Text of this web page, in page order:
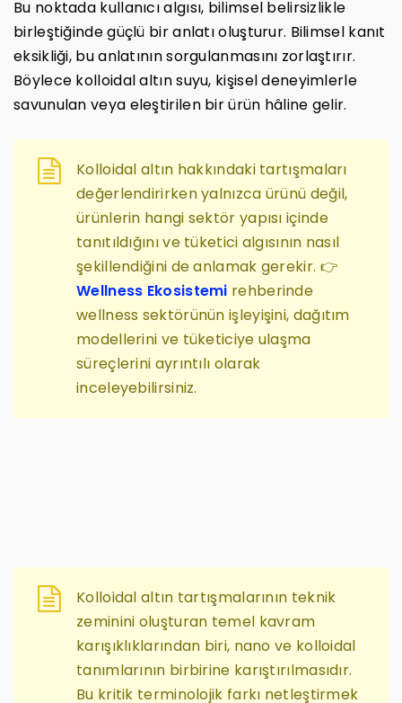
Bu noktada kullanıcı algısı, bilimsel belirsizlikle
birleştiğinde güçlü bir anlatı oluşturur. Bilimsel kanıt
eksikliği, bu anlatının sorgulanmasını zorlaştırır.
Böylece kolloidal altın suyu, kişisel deneyimlerle
savunulan veya eleştirilen bir ürün hâline gelir.
Kolloidal altın hakkındaki tartışmaları
değerlendirirken yalnızca ürünü değil,
ürünlerin hangi sektör yapısı içinde
tanıtıldığını ve tüketici algısının nasıl
şekillendiğini de anlamak gerekir. 👉
Wellness Ekosistemi rehberinde
wellness sektörünün işleyişini, dağıtım
modellerini ve tüketiciye ulaşma
süreçlerini ayrıntılı olarak
inceleyebilirsiniz.
Kolloidal altın tartışmalarının teknik
zeminini oluşturan temel kavram
karışıklıklarından biri, nano ve kolloidal
tanımlarının birbirine karıştırılmasıdır.
Bu kritik terminolojik farkı netleştirmek